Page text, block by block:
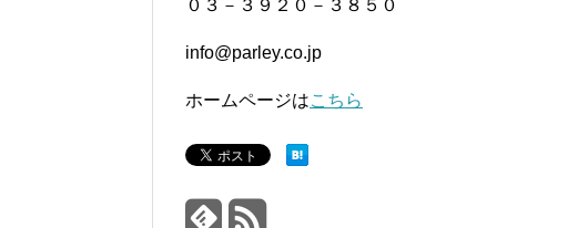
０３－３９２０－３８５０
info@parley.co.jp
ホームページはこちら